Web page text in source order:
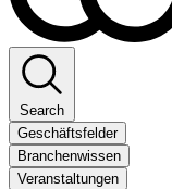
Search
Geschäftsfelder
Branchenwissen
Veranstaltungen